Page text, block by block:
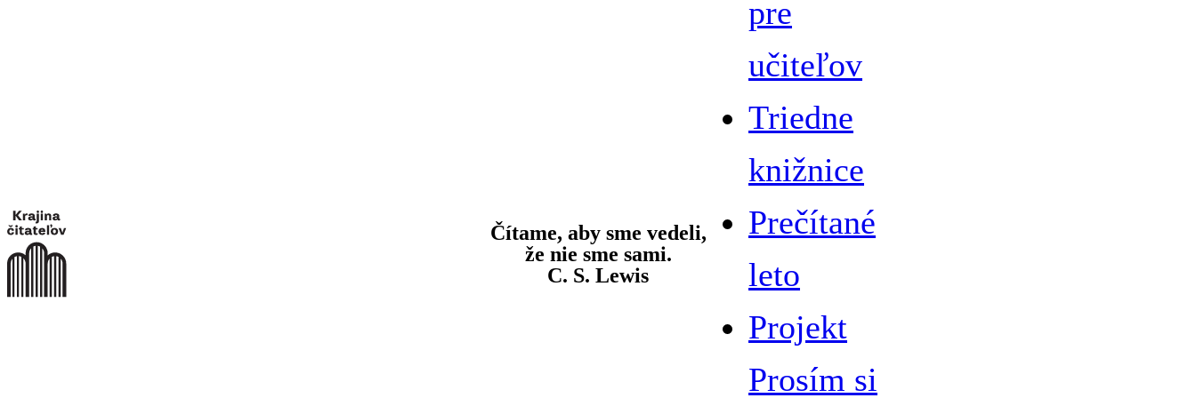
Čítame, aby sme vedeli,
že nie sme sami.
C. S. Lewis
pre
učiteľov
Triedne
knižnice
Prečítané
leto
Projekt
Prosím si